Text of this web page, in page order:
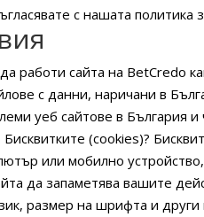
с нашата политика
работи сайта на BetCredo
с данни, наричани в
уеб сайтове в България
Бисквитките (cookies)?
или мобилно
да запаметява вашите
размер на шрифта и други